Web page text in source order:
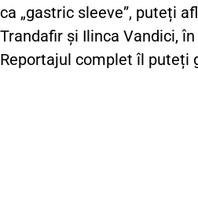
ca „gastric sleeve”, puteți
Trandafir și Ilinca Vandici,
Reportajul complet îl puteți